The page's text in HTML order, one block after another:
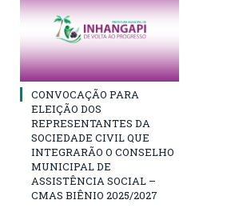
CONVOCAÇÃO PARA
ELEIÇÃO DOS
REPRESENTANTES DA
SOCIEDADE CIVIL QUE
INTEGRARÃO O CONSELHO
MUNICIPAL DE
ASSISTÊNCIA SOCIAL –
CMAS BIÊNIO 2025/2027